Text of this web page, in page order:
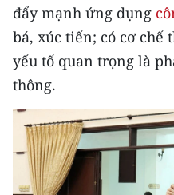
đẩy mạnh ứng dụng
bá, xúc tiến; có cơ chế
yếu tố quan trọng là
thông.